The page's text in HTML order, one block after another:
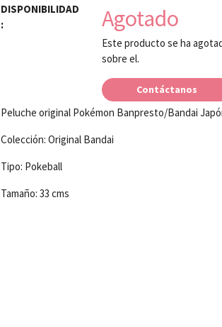
DISPONIBILIDAD
:
Agotado
Este producto se ha
sobre el.
Contáctanos
Peluche original Pokémon Banpresto/Bandai
Colección: Original Bandai
Tipo: Pokeball
Tamaño: 33 cms